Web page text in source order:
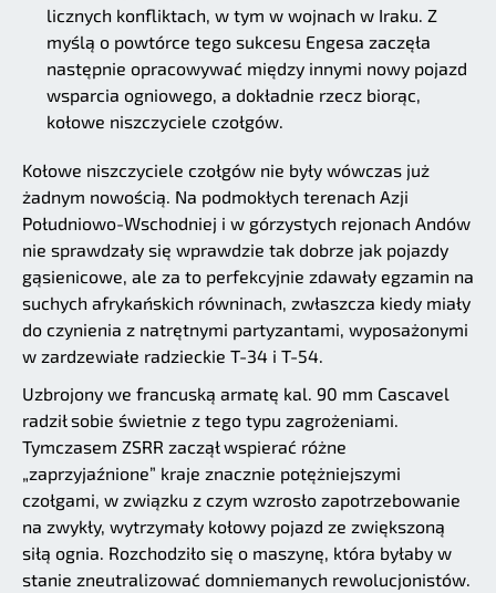
licznych konfliktach, w tym w wojnach w Iraku. Z
myślą o powtórce tego sukcesu Engesa zaczęła
następnie opracowywać między innymi nowy pojazd
wsparcia ogniowego, a dokładnie rzecz biorąc,
kołowe niszczyciele czołgów.
Kołowe niszczyciele czołgów nie były wówczas już
żadnym nowością. Na podmokłych terenach Azji
Południowo-Wschodniej i w górzystych rejonach Andów
nie sprawdzały się wprawdzie tak dobrze jak pojazdy
gąsienicowe, ale za to perfekcyjnie zdawały egzamin na
suchych afrykańskich równinach, zwłaszcza kiedy miały
do czynienia z natrętnymi partyzantami, wyposażonymi
w zardzewiałe radzieckie T-34 i T-54.
Uzbrojony we francuską armatę kal. 90 mm Cascavel
radził sobie świetnie z tego typu zagrożeniami.
Tymczasem ZSRR zaczął wspierać różne
„zaprzyjaźnione” kraje znacznie potężniejszymi
czołgami, w związku z czym wzrosło zapotrzebowanie
na zwykły, wytrzymały kołowy pojazd ze zwiększoną
siłą ognia. Rozchodziło się o maszynę, która byłaby w
stanie zneutralizować domniemanych rewolucjonistów.